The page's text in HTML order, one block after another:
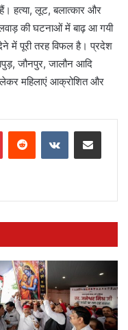
हत्या, लूट, बलात्कार और
की घटनाओं में बाढ़ आ गयी
में पूरी तरह विफल है। प्रदेश
जौनपुर, जालौन आदि
महिलाएं आक्रोशित और
PinterestReddit VKontakteShare via Email